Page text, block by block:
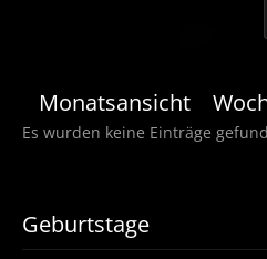
Monatsansicht
Es wurden keine Einträge
Geburtstage